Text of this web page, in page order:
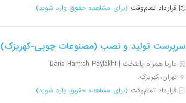
قرارداد تمام‌وقت (برای مشاهده حقوق وارد شوید)
سرپرست تولید و نصب (مصنوعات چوبی-کهریزک)
داریا همراه پایتخت | Daria Hamrah Paytakht
تهران، کهریزک
قرارداد تمام‌وقت (برای مشاهده حقوق وارد شوید)